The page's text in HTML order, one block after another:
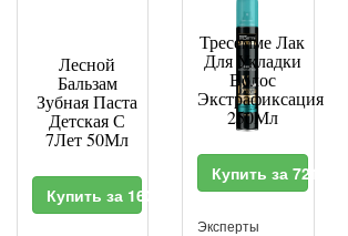
Лесной
Бальзам
Зубная Паста
Детская С
7Лет 50Мл
Купить за 160 RUR
Тресемме Лак
Для Укладки
Волос
Экстрафиксация
250Мл
Купить за 721 RUR
Эксперты